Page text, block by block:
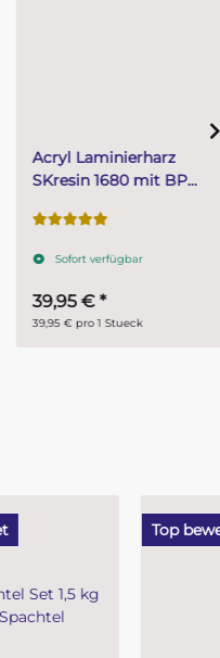
Acryl Laminierharz
SKresin 1680 mit BP
100 g BP-Härter
Sofort verfügbar
39,95 €*
39,95 € pro 1 Stueck
Top bewertet